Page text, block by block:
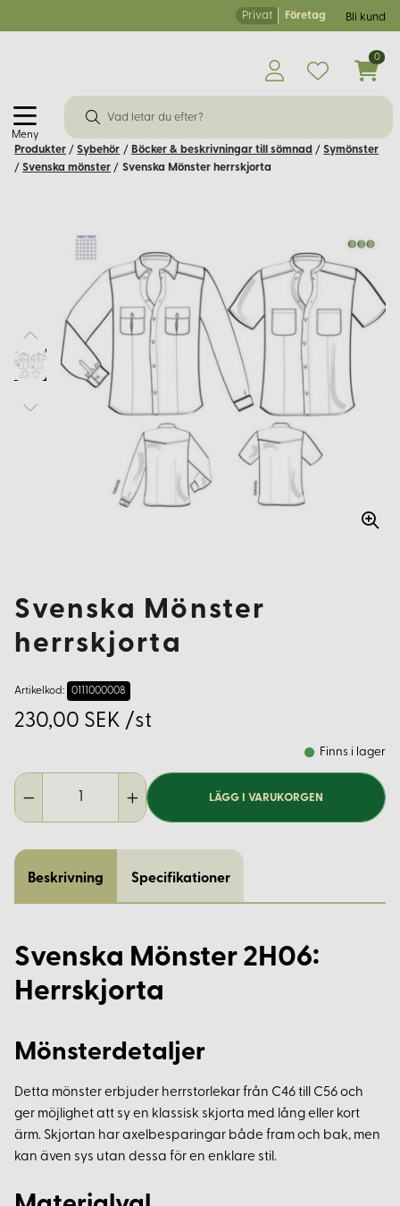
Privat Företag Bli kund
Meny
0
Produkter / Sybehör / Böcker & beskrivningar till sömnad / Symönster
/ Svenska mönster / Svenska Mönster herrskjorta
Svenska Mönster
herrskjorta
Artikelkod: 0111000008
230,00 SEK /st
Finns i lager
LÄGG I VARUKORGEN
Beskrivning Specifikationer
Svenska Mönster 2H06:
Herrskjorta
Mönsterdetaljer
Detta mönster erbjuder herrstorlekar från C46 till C56 och
ger möjlighet att sy en klassisk skjorta med lång eller kort
ärm. Skjortan har axelbesparingar både fram och bak, men
kan även sys utan dessa för en enklare stil.